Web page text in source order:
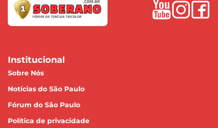
Institucional
Sobre Nós
Notícias do São Paulo
Fórum do São Paulo
Política de privacidade